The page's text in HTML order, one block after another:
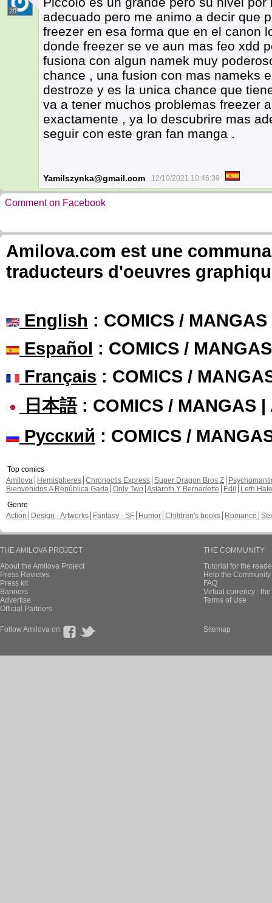
20
adecuado pero me animo a decir que
freezer en esa forma que en el canon
donde freezer se ve aun mas feo xdd
fusiona con algun namek muy
chance , una fusion con mas nameks
destroze y es la unica chance que
va a tener muchos problemas freezer
exactamente , ya lo descubrire mas
seguir con este gran fan manga .
Yamilszynka@gmail.com 12/10/2021 10:46:39
Comment on Facebook
Amilova.com est une
traducteurs d'oeuvres
English : COMICS /
Español : COMICS /
Français : COMICS /
日本語: COMICS / MANGAS |
Русский : COMICS /
Top comics
Amilova
Hemispheres Chronoctis Express Super Dragon Bros Z
Bienvenidos A República Gada Only Two Astaroth Y Bernadette Edil
Leth Hate
Genre
Action
Design - Artworks Fantasy - SF Humor Children's books Romance
THE AMILOVA PROJECT
About the Amilova Project
Press Reviews
Press kit
Banners
Advertise
Official Partners
THE COMMUNITY
Tutorial for the
Help the
FAQ
Virtual currency :
Terms of Use
Follow Amilova on Sitemap